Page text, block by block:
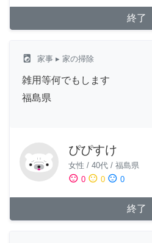
終了
local_laundry_service 家事 ▸ 家の掃除
雑用等何でもします
福島県
ぴぴすけ
女性 / 40代 / 福島県
sentiment_satisfied 0 sentiment_neutral 0 sentiment_dissatisfied 0
終了